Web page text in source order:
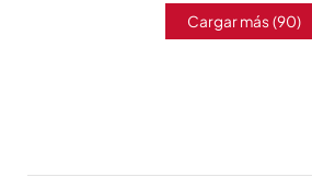
Cargar más (90)